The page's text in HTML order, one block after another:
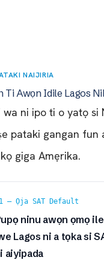
NAIJIRIA
Ti Awọn Idile Lagos
wa ni ipo ti o yatọ si
pataki gangan fun
giga Amẹrika.
— Ọja SAT Default
ninu awọn ọmọ
Lagos ni a tọka si
aiyipada